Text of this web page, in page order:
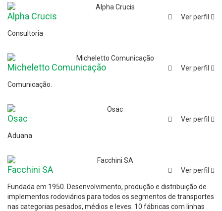
Ver perfil
Alpha Crucis
Consultoria
Ver perfil
Micheletto Comunicação
Comunicação.
Ver perfil
Osac
Aduana
Ver perfil
Facchini SA
Fundada em 1950. Desenvolvimento, produção e distribuição de
implementos rodoviários para todos os segmentos de transportes
nas categorias pesados, médios e leves. 10 fábricas com linhas